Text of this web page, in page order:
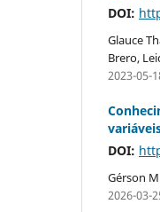
DOI:
Glauce
Brero,
2023-05-
DOI:
Gérson
2026-03-